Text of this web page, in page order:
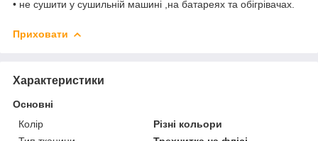
• не сушити у сушильній машині ,на батареях та обігрівачах.
Приховати
Характеристики
Основні
Колір
Різні кольори